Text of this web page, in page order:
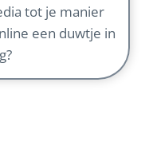
tot je manier
een duwtje in